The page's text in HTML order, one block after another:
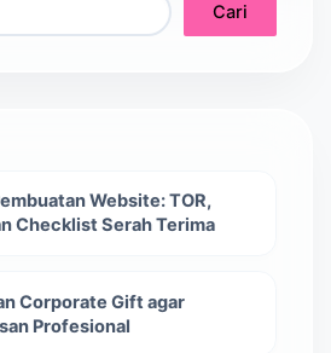
Cari
Website: TOR,
Checklist Serah Terima
Corporate Gift agar
Profesional